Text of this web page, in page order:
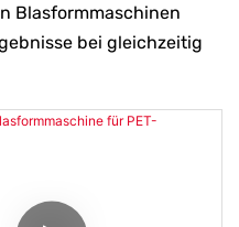
Blasformmaschinen
bei gleichzeitig